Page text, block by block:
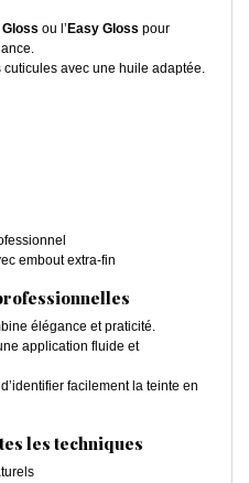
ou l’ Easy Gloss pour
avec une huile adaptée.
embout extra-fin
élégance et praticité.
application fluide et
facilement la teinte en
les techniques